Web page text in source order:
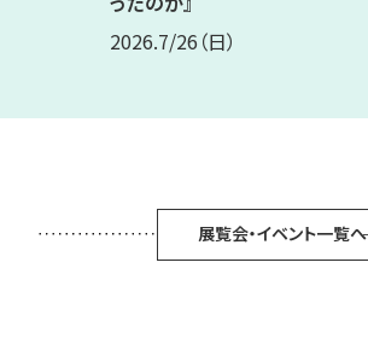
2026.7/26 （日）
展覧会・イベント一覧へ